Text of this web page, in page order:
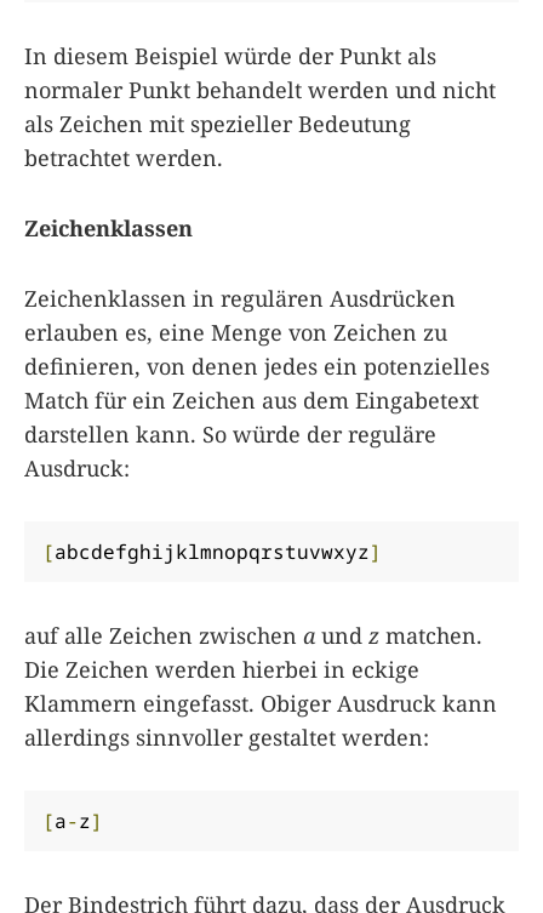
In diesem Beispiel würde der Punkt als
normaler Punkt behandelt werden und nicht
als Zeichen mit spezieller Bedeutung
betrachtet werden.
Zeichenklassen
Zeichenklassen in regulären Ausdrücken
erlauben es, eine Menge von Zeichen zu
definieren, von denen jedes ein potenzielles
Match für ein Zeichen aus dem Eingabetext
darstellen kann. So würde der reguläre
Ausdruck:
[abcdefghijklmnopqrstuvwxyz]
auf alle Zeichen zwischen a und z matchen.
Die Zeichen werden hierbei in eckige
Klammern eingefasst. Obiger Ausdruck kann
allerdings sinnvoller gestaltet werden:
[a-z]
Der Bindestrich führt dazu, dass der Ausdruck